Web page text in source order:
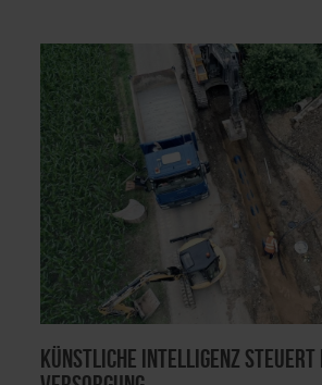
Künstliche Intelligenz steuert